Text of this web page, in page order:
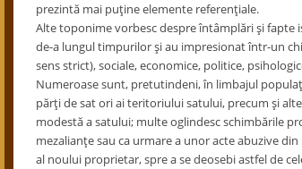
prezintă mai puţine elemente referenţiale.
Alte toponime vorbesc despre întâmplări şi
de-a lungul timpurilor şi au impresionat într-un
sens strict), sociale, economice, politice,
Numeroase sunt, pretutindeni, în limbajul
părţi de sat ori ai teritoriului satului, precum şi
modestă a satului; multe oglindesc schimbările
mezalianţe sau ca urmare a unor acte abuzive
al noului proprietar, spre a se deosebi astfel de